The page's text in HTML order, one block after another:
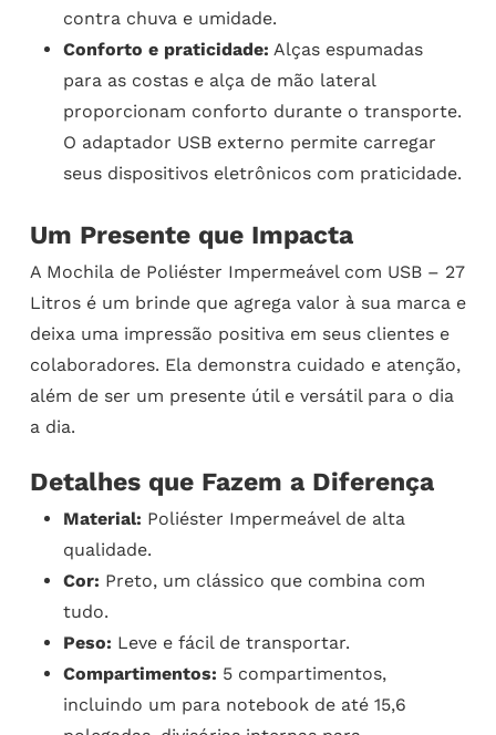
contra chuva e umidade.
Conforto e praticidade: Alças espumadas
para as costas e alça de mão lateral
proporcionam conforto durante o transporte.
O adaptador USB externo permite carregar
seus dispositivos eletrônicos com praticidade.
Um Presente que Impacta
A Mochila de Poliéster Impermeável com USB – 27
Litros é um brinde que agrega valor à sua marca e
deixa uma impressão positiva em seus clientes e
colaboradores. Ela demonstra cuidado e atenção,
além de ser um presente útil e versátil para o dia
a dia.
Detalhes que Fazem a Diferença
Material: Poliéster Impermeável de alta
qualidade.
Cor: Preto, um clássico que combina com
tudo.
Peso: Leve e fácil de transportar.
Compartimentos: 5 compartimentos,
incluindo um para notebook de até 15,6